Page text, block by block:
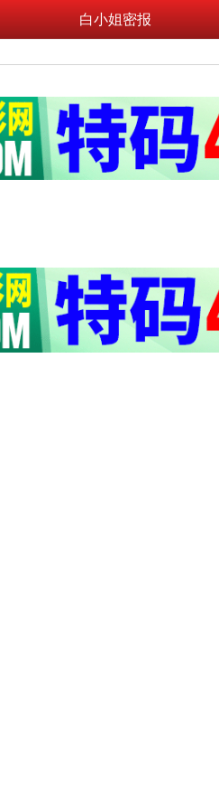
白小姐密报